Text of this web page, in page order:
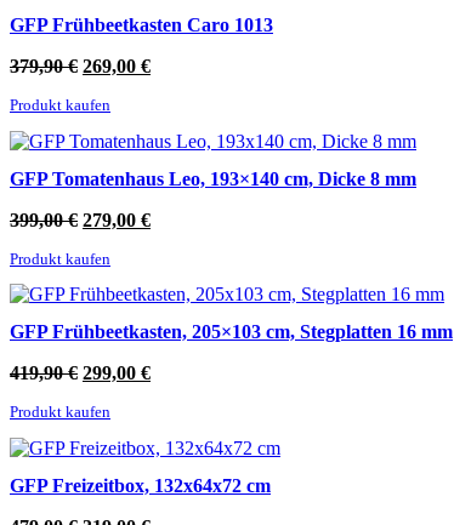
GFP Frühbeetkasten Caro 1013
379,90€ Ursprünglicher
war:
379,90 €
269,00 €Aktueller
269,00 €.
Produkt kaufen
GFP Tomatenhaus Leo, 193×140 cm, Dicke 8 mm
399,00€ Ursprünglicher
war:
399,00 €
279,00 €Aktueller
279,00 €.
Produkt kaufen
GFP Frühbeetkasten, 205×103 cm, Stegplatten 16 mm
419,90€ Ursprünglicher
war:
419,90 €
299,00 €Aktueller
299,00 €.
Produkt kaufen
GFP Freizeitbox, 132x64x72 cm